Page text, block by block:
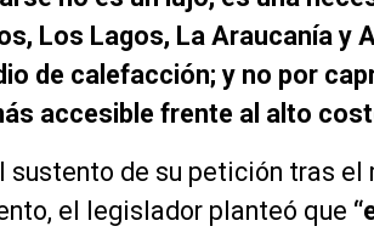
Los Lagos, La Araucanía y
de calefacción; y no por
accesible frente al alto
sustento de su petición tras
el legislador planteó que